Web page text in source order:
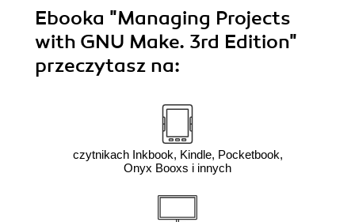
Ebooka "Managing Projects
with GNU Make. 3rd Edition"
przeczytasz na:
czytnikach Inkbook, Kindle, Pocketbook,
Onyx Booxs i innych